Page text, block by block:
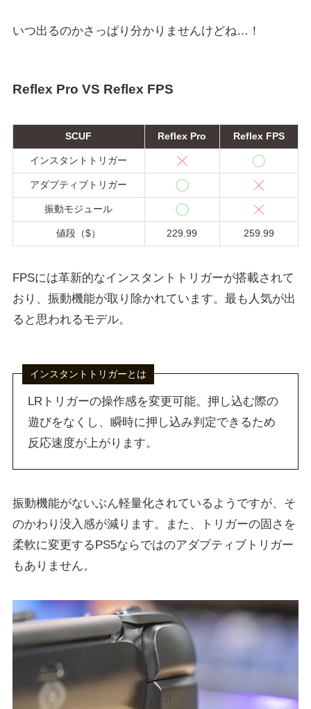
いつ出るのかさっぱり分かりませんけどね…！
Reflex Pro VS Reflex FPS
SCUF Reflex Pro Reflex FPS
インスタントトリガー
アダプティブトリガー
振動モジュール
値段（$） 229.99 259.99
FPSには革新的なインスタントトリガーが搭載されて
おり、振動機能が取り除かれています。最も人気が出
ると思われるモデル。
インスタントトリガーとは
LRトリガーの操作感を変更可能。押し込む際の
遊びをなくし、瞬時に押し込み判定できるため
反応速度が上がります。
振動機能がないぶん軽量化されているようですが、そ
のかわり没入感が減ります。また、トリガーの固さを
柔軟に変更するPS5ならではのアダプティブトリガー
もありません。